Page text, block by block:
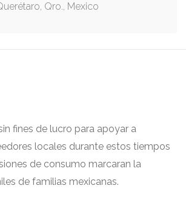
Qro., Mexico
fines de lucro para apoyar a
locales durante estos tiempos
de consumo marcaran la
de familias mexicanas.